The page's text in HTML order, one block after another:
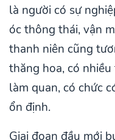
là người có sự
óc thông thái, vận
thanh niên cũng
thăng hoa, có
làm quan, có chức
ổn định.
Giai đoạn đầu mới